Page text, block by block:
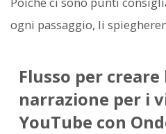
ogni passaggio, li
Flusso per
narrazione per i
YouTube con